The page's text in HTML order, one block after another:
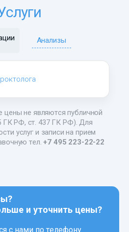
Анализы
цены не являются публичной
ГК РФ, ст. 437 ГК РФ). Для
услуг и записи на прием
тел.+7 495 223-22-22
и уточнить цены?
с нами по телефону